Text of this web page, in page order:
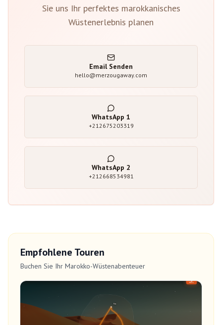
Sie uns Ihr perfektes marokkanisches
Wüstenerlebnis planen
Email Senden
hello@merzougaway.com
WhatsApp 1
+212675203319
WhatsApp 2
+212668534981
Empfohlene Touren
Buchen Sie Ihr Marokko-Wüstenabenteuer